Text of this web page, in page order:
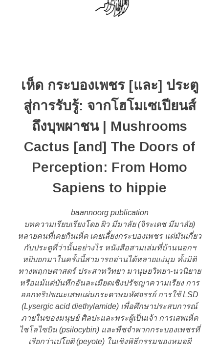
NPKD Unlimited Art Workshop For Children And Short Film
NPKD Unlimited Art Workshop For Children And Short Film
เห็ด กระบองเพชร [และ] ประตู
สู่การรับรู้: จากโฮโมเซเปียนส์
ถึงบุพผาชน | Mushrooms
Cactus [and] The Doors of
Perception: From Homo
Sapiens to hippie
baannoorg publication
บทความเรียบเรียงโดย ผิว มีมาลัย (จิระเดช มีมาลัย)
หลายคนที่เคยกินเห็ด เคยเลี้ยงกระบองเพชร แต่มันเกี่ยว
กับประตูที่ว่านั้นอย่างไร หนังสือสามเล่มที่บ้านนอกฯ
หยิบยกมาในครั้งนี้สามารถอ่านได้หลายแง่มุม ทั้งมิติ
ทางพฤกษศาสตร์ ประสาทวิทยา มานุษยวิทยา-นวนิยาย
หรือแม้แต่บันทึกอันละเมียดเชิงปรัชญาความเรียง การ
ออกทริปขณะเสพแผ่นกระดาษมหัศจรรย์ การใช้ LSD
(Lysergic acid diethylamide) เพื่อศึกษาประสบการณ์
ภายในของมนุษย์ ศิลปะและพระผู้เป็นเจ้า การเสพเห็ด
ไซโลไซบิน (psilocybin) และพืชจำพวกกระบองเพชรที่
เรียกว่าเปโยติ (peyote) ในเชิงพิธีกรรมของหมอผี